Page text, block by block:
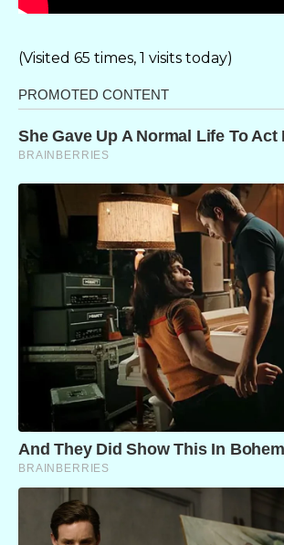
(Visited 65 times, 1 visits today)